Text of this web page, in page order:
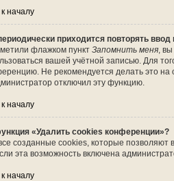
началу
приходится повторять
флажком пункт Запомнить меня,
вашей учётной записью. Для
Не рекомендуется делать это
отключил эту функцию.
началу
«Удалить cookies конференции»?
созданные cookies, которые позволяют
эта возможность включена
началу